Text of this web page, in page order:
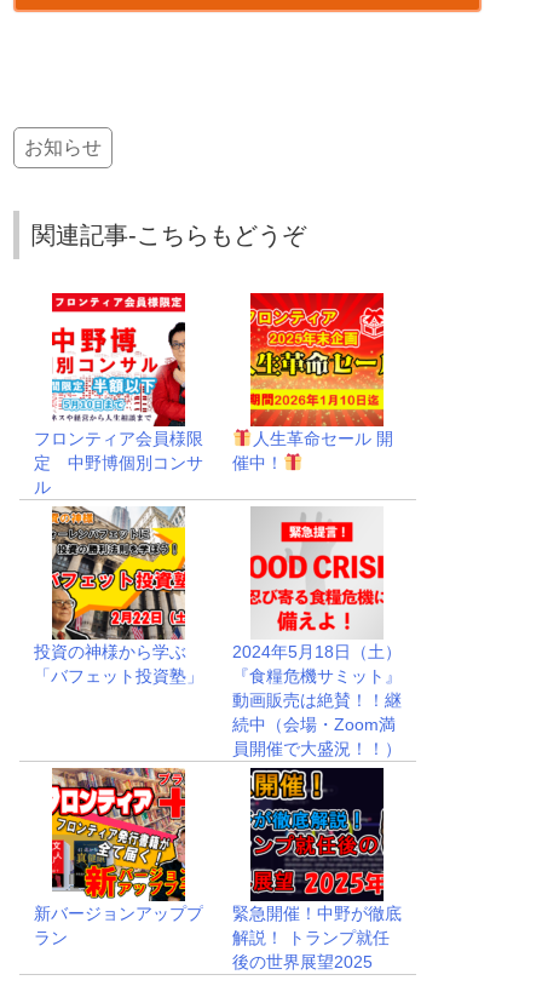
お知らせ
関連記事-こちらもどうぞ
フロンティア会員様限
定 中野博個別コンサ
ル
人生革命セール 開
催中！
投資の神様から学ぶ
「バフェット投資塾」
2024年5月18日（土）
『食糧危機サミット』
動画販売は絶賛！！継
続中（会場・Zoom満
員開催で大盛況！！）
新バージョンアッププ
ラン
緊急開催！中野が徹底
解説！ トランプ就任
後の世界展望2025